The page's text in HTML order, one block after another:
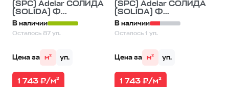
(SPC) Adelar СОЛИДА
(SOLIDA) Ф...
В наличии
Осталось 87 уп.
Цена за м² уп.
1 743 ₽/м²
(SPC) Adelar СОЛИДА
(SOLIDA) Ф...
В наличии
Осталось 1 уп.
Цена за м² уп.
1 743 ₽/м²